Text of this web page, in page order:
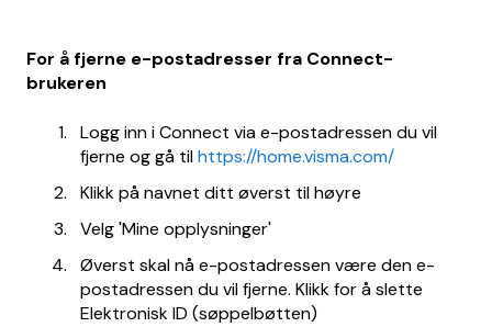
For å fjerne e-postadresser fra Connect-
brukeren
Logg inn i Connect via e-postadressen du vil
fjerne og gå tilhttps://home.visma.com/
Klikk på navnet ditt øverst til høyre
Velg 'Mine opplysninger'
Øverst skal nå e-postadressen være den e-
postadressen du vil fjerne. Klikk for å slette
Elektronisk ID (søppelbøtten)